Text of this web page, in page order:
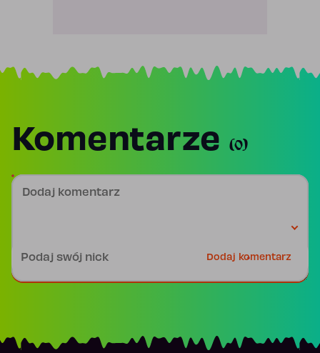
Komentarze (0)
Dodaj komentarz
Dodaj komentarz